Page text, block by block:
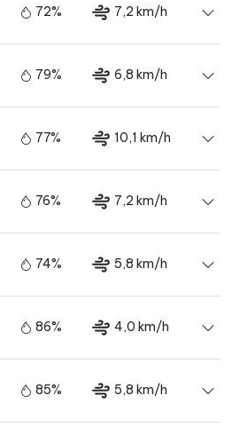
72% 7,2 km/h
79% 6,8 km/h
77% 10,1 km/h
76% 7,2 km/h
74% 5,8 km/h
86% 4,0 km/h
85% 5,8 km/h